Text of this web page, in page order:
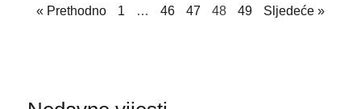
« Prethodno
1 … 46 47 48 49 Sljedeće »